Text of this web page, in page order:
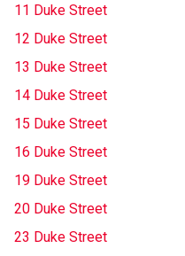
11 Duke Street
12 Duke Street
13 Duke Street
14 Duke Street
15 Duke Street
16 Duke Street
19 Duke Street
20 Duke Street
23 Duke Street